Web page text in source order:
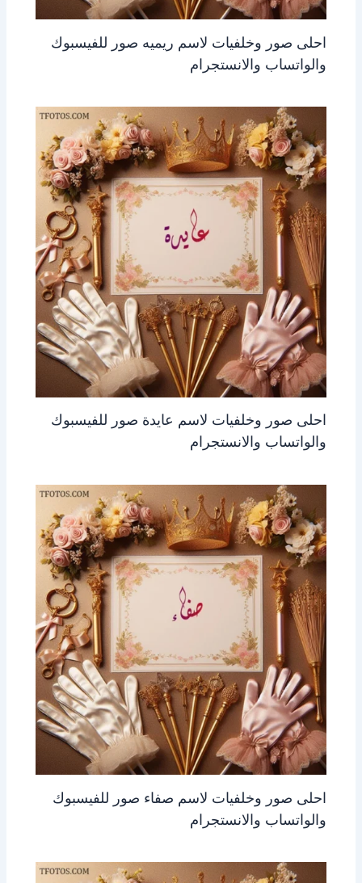
احلى صور وخلفيات لاسم ريميه صور للفيسبوك
والواتساب والانستجرام
احلى صور وخلفيات لاسم عايدة صور للفيسبوك
والواتساب والانستجرام
احلى صور وخلفيات لاسم صفاء صور للفيسبوك
والواتساب والانستجرام